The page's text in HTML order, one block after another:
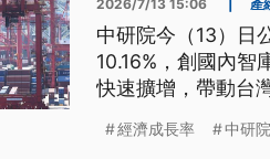
2026/7/13 15:06 產
中研院今（13）日
10.16%，創國內
快速擴增，帶動台
經濟成長率 中研院